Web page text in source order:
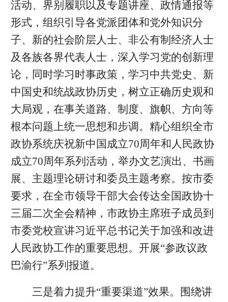
活动、界别履职以及专题讲座、政情通报等
形式，组织引导各党派团体和党外知识分
子、新的社会阶层人士、非公有制经济人士
及各族各界代表人士，深入学习党的创新理
论，同时学习时事政策，学习中共党史、新
中国史和统战政协历史，树立正确历史观和
大局观，在事关道路、制度、旗帜、方向等
根本问题上统一思想和步调。精心组织全市
政协系统庆祝新中国成立70周年和人民政协
成立70周年系列活动，举办文艺演出、书画
展、主题理论研讨和委员主题考察。按市委
要求，在全市领导干部大会传达全国政协十
三届二次全会精神，市政协主席班子成员到
市委党校宣讲习近平总书记关于加强和改进
人民政协工作的重要思想。开展“参政议政
巴渝行”系列报道。
三是着力提升“重要渠道”效果。围绕讲